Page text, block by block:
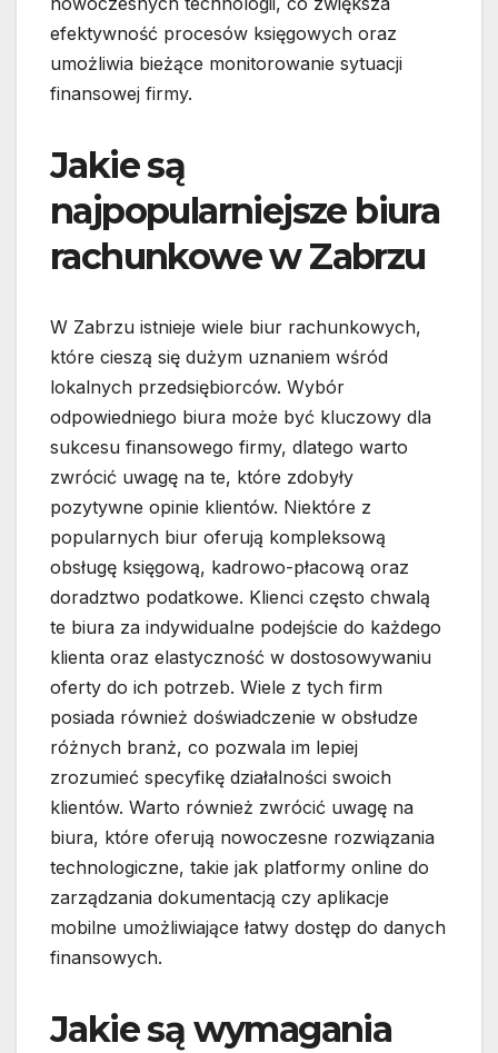
efektywność procesów księgowych oraz
umożliwia bieżące monitorowanie sytuacji
finansowej firmy.
Jakie są
najpopularniejsze biura
rachunkowe w Zabrzu
W Zabrzu istnieje wiele biur rachunkowych,
które cieszą się dużym uznaniem wśród
lokalnych przedsiębiorców. Wybór
odpowiedniego biura może być kluczowy dla
sukcesu finansowego firmy, dlatego warto
zwrócić uwagę na te, które zdobyły
pozytywne opinie klientów. Niektóre z
popularnych biur oferują kompleksową
obsługę księgową, kadrowo-płacową oraz
doradztwo podatkowe. Klienci często chwalą
te biura za indywidualne podejście do każdego
klienta oraz elastyczność w dostosowywaniu
oferty do ich potrzeb. Wiele z tych firm
posiada również doświadczenie w obsłudze
różnych branż, co pozwala im lepiej
zrozumieć specyfikę działalności swoich
klientów. Warto również zwrócić uwagę na
biura, które oferują nowoczesne rozwiązania
technologiczne, takie jak platformy online do
zarządzania dokumentacją czy aplikacje
mobilne umożliwiające łatwy dostęp do danych
finansowych.
Jakie są wymagania